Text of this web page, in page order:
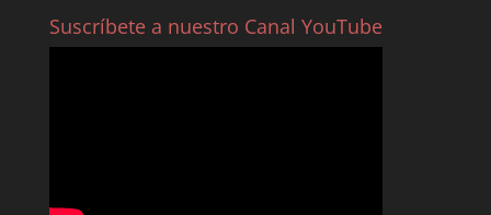
Suscríbete a nuestro Canal YouTube